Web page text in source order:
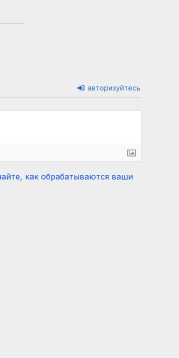
авторизуйтесь
как обрабатываются ваши